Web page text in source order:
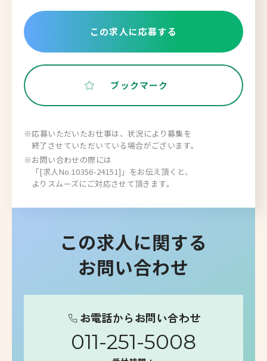
この求人に応募する
ブックマーク
※応募いただいたお仕事は、状況により募集を
終了させていただいている場合がございます。
※お問い合わせの際には
「[求人No.10356-24151]」をお伝え頂くと、
よりスムーズにご対応させて頂きます。
この求人に関する
お問い合わせ
お電話からお問い合わせ
011-251-5008